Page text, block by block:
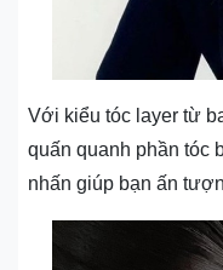
Với kiểu tóc layer từ
quấn quanh phần tóc
nhấn giúp bạn ấn